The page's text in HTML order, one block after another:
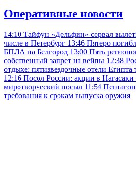
Оперативные новости
14:10 Тайфун «Дельфин» сорвал
числе в Петербург 13:46 Пятеро
БПЛА на Белгород 13:00 Пять
собственный запрет на вейпы 12:38
отдыхе: пятизвездочные отели Египта
12:16 Посол России: акции в Нагасаки
миротворческий посыл 11:54
требования к срокам выпуска оружия